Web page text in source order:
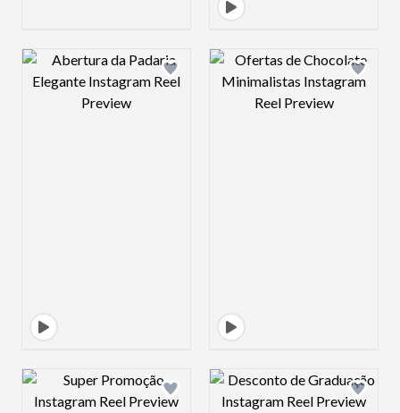
Design preview image Design preview
Design preview image Design preview